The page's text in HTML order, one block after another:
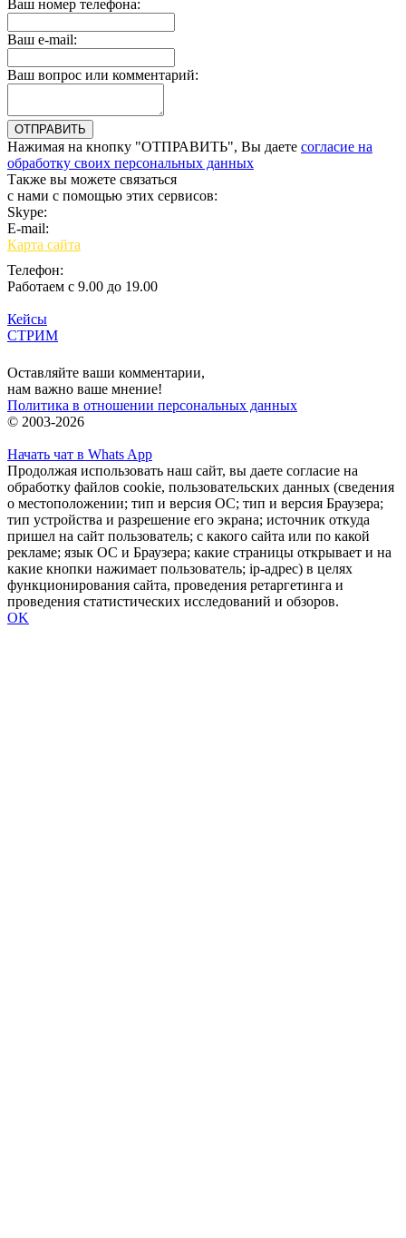
Ваш номер телефона:
Ваш e-mail:
Ваш вопрос или комментарий:
Нажимая на кнопку "ОТПРАВИТЬ", Вы даете согласие на
обработку своих персональных данных
Также вы можете связаться
с нами с помощью этих сервисов:
Skype:
E-mail:
Карта сайта
Телефон:
Работаем с 9.00 до 19.00
Кейсы
СТРИМ
Оставляйте ваши комментарии,
нам важно ваше мнение!
Политика в отношении персональных данных
© 2003-2026
Начать чат в Whats App
Продолжая использовать наш сайт, вы даете согласие на
обработку файлов cookie, пользовательских данных (сведения
о местоположении; тип и версия ОС; тип и версия Браузера;
тип устройства и разрешение его экрана; источник откуда
пришел на сайт пользователь; с какого сайта или по какой
рекламе; язык ОС и Браузера; какие страницы открывает и на
какие кнопки нажимает пользователь; ip-адрес) в целях
функционирования сайта, проведения ретаргетинга и
проведения статистических исследований и обзоров.
OK